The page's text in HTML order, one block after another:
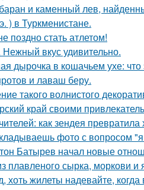
и каменный лев,
) в Туркменистане.
поздно стать атлетом!
вкус удивительно.
дырочка в кошачьем ухе: что
и лаваш беру.
такого волнистого
край своими
как зендея
фото с вопросом
Батырев начал новые
плавленого сырка, моркови и
хоть жилеты надевайте, когда